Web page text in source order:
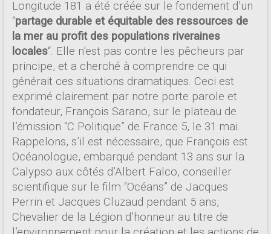
Longitude 181 a été créée sur le fondement d’un
“partage durable et équitable des ressources de
la mer au profit des populations riveraines
locales“. Elle n’est pas contre les pêcheurs par
principe, et a cherché à comprendre ce qui
générait ces situations dramatiques. Ceci est
exprimé clairement par notre porte parole et
fondateur, François Sarano, sur le plateau de
l’émission “C Politique” de France 5, le 31 mai.
Rappelons, s’il est nécessaire, que François est
Océanologue, embarqué pendant 13 ans sur la
Calypso aux côtés d’Albert Falco, conseiller
scientifique sur le film “Océans” de Jacques
Perrin et Jacques Cluzaud pendant 5 ans,
Chevalier de la Légion d’honneur au titre de